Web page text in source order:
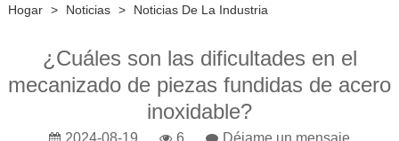
Hogar > Noticias > Noticias De La Industria
¿Cuáles son las dificultades en el
mecanizado de piezas fundidas de acero
inoxidable?